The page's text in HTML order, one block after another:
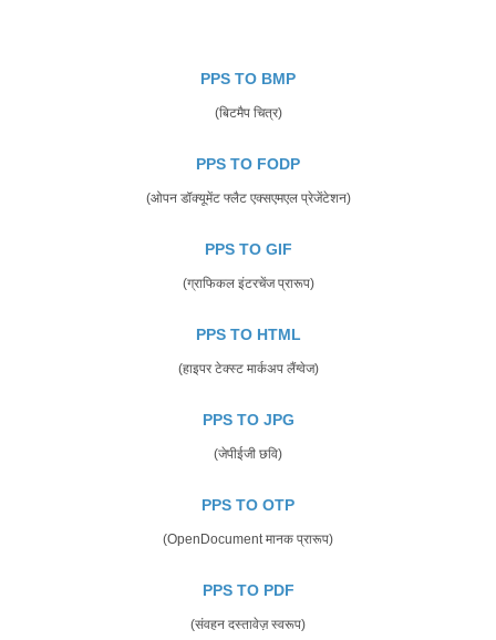
PPS TO BMP
(बिटमैप चित्र)
PPS TO FODP
(ओपन डॉक्यूमेंट फ्लैट एक्सएमएल प्रेजेंटेशन)
PPS TO GIF
(ग्राफिकल इंटरचेंज प्रारूप)
PPS TO HTML
(हाइपर टेक्स्ट मार्कअप लैंग्वेज)
PPS TO JPG
(जेपीईजी छवि)
PPS TO OTP
(OpenDocument मानक प्रारूप)
PPS TO PDF
(संवहन दस्तावेज़ स्वरूप)